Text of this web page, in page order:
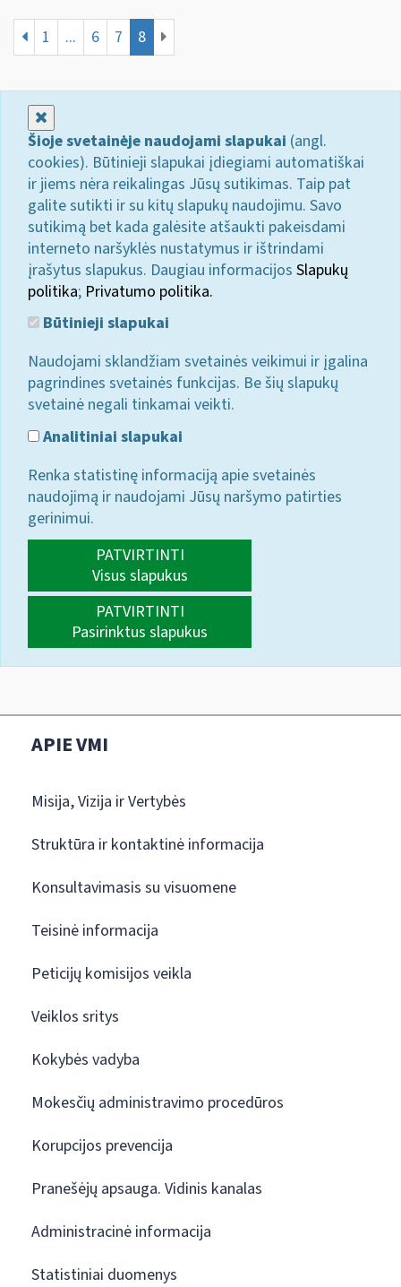
1 ... 6 7 8
Šioje svetainėje naudojami slapukai (angl.
cookies). Būtinieji slapukai įdiegiami automatiškai
ir jiems nėra reikalingas Jūsų sutikimas. Taip pat
galite sutikti ir su kitų slapukų naudojimu. Savo
sutikimą bet kada galėsite atšaukti pakeisdami
interneto naršyklės nustatymus ir ištrindami
įrašytus slapukus. Daugiau informacijos Slapukų
politika; Privatumo politika.
Būtinieji slapukai
Naudojami sklandžiam svetainės veikimui ir įgalina
pagrindines svetainės funkcijas. Be šių slapukų
svetainė negali tinkamai veikti.
Analitiniai slapukai
Renka statistinę informaciją apie svetainės
naudojimą ir naudojami Jūsų naršymo patirties
gerinimui.
PATVIRTINTI
Visus slapukus
PATVIRTINTI
Pasirinktus slapukus
APIE VMI
Misija, Vizija ir Vertybės
Struktūra ir kontaktinė informacija
Konsultavimasis su visuomene
Teisinė informacija
Peticijų komisijos veikla
Veiklos sritys
Kokybės vadyba
Mokesčių administravimo procedūros
Korupcijos prevencija
Pranešėjų apsauga. Vidinis kanalas
Administracinė informacija
Statistiniai duomenys